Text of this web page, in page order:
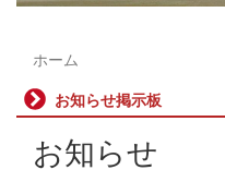
ホーム
お知らせ掲示板
お知らせ